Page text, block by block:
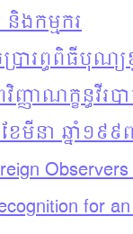
និងកម្មករ
ារព្ធពិធីបុ
ញ្ញាណក្ខន្ធវីរ
មីនា ឆ្នាំ១៩
for